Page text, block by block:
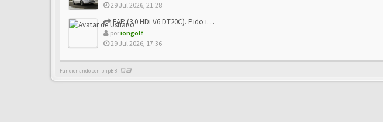
29 Jul 2026, 21:28
FAP (3.0 HDi V6 DT20C). Pido info sobre su sustitución
poriongolf
29 Jul 2026, 17:36
Funcionando con phpBB -